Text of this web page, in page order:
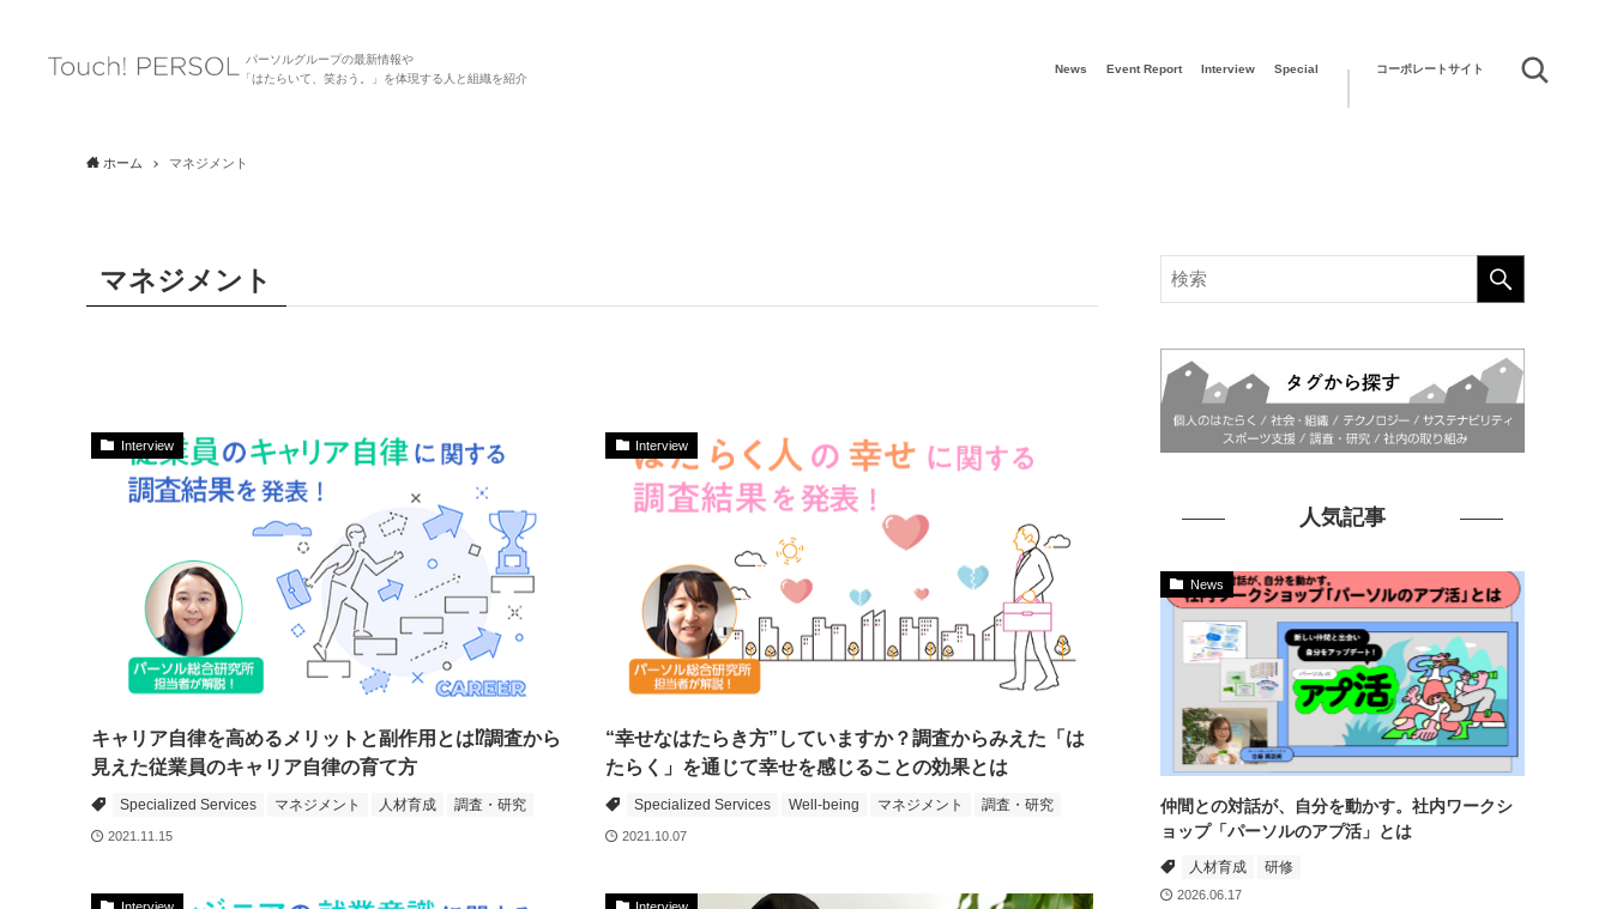
パーソルグループの最新情報や
「はたらいて、笑おう。」を体現する人と組織を紹介
News Event Report Interview Special コーポレートサイト
ホーム マネジメント
マネジメント
Interview
キャリア自律を高めるメリットと副作用とは⁉調査から
見えた従業員のキャリア自律の育て方
Specialized Services マネジメント 人材育成 調査・研究
2021.11.15
Interview
“幸せなはたらき方”していますか？調査からみえた「は
たらく」を通じて幸せを感じることの効果とは
Specialized Services Well-being マネジメント 調査・研究
2021.10.07
人気記事
News
仲間との対話が、自分を動かす。社内ワークシ
ョップ「パーソルのアプ活」とは
人材育成 研修
2026.06.17